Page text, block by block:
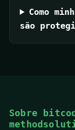
Como
são
Sobre